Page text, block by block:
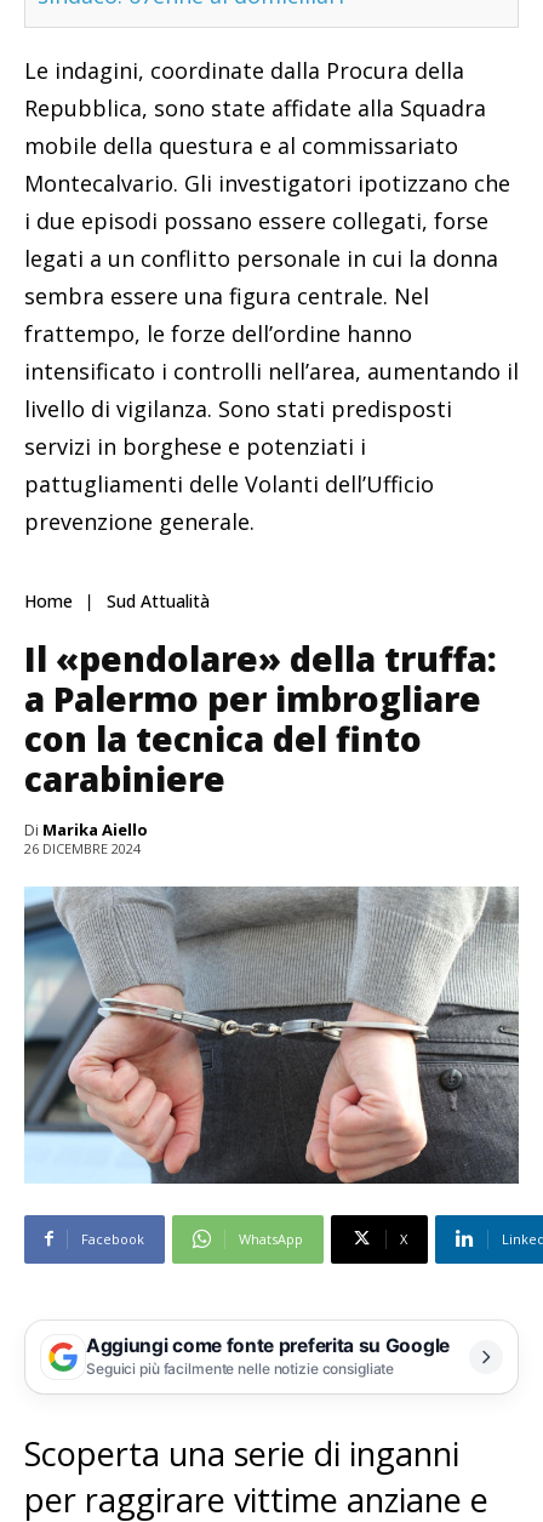
Le indagini, coordinate dalla Procura della
Repubblica, sono state affidate alla Squadra
mobile della questura e al commissariato
Montecalvario. Gli investigatori ipotizzano che
i due episodi possano essere collegati, forse
legati a un conflitto personale in cui la donna
sembra essere una figura centrale. Nel
frattempo, le forze dell’ordine hanno
intensificato i controlli nell’area, aumentando il
livello di vigilanza. Sono stati predisposti
servizi in borghese e potenziati i
pattugliamenti delle Volanti dell’Ufficio
prevenzione generale.
Home Sud Attualità
Il «pendolare» della truffa:
a Palermo per imbrogliare
con la tecnica del finto
carabiniere
Di Marika Aiello
26 DICEMBRE 2024
Facebook WhatsApp X
Aggiungi come fonte preferita su Google
Seguici più facilmente nelle notizie consigliate
Scoperta una serie di inganni
per raggirare vittime anziane e